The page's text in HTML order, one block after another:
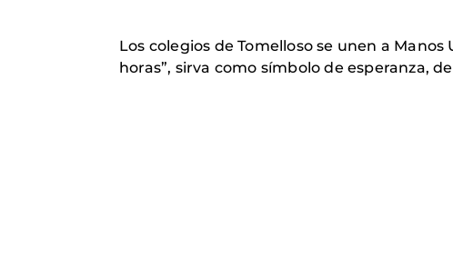
Los colegios de Tomelloso se unen a
horas”, sirva como símbolo de esperanza,